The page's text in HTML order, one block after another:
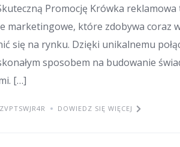
Promocję Krówka
marketingowe, które zdobywa coraz
się na rynku. Dzięki unikalnemu
sposobem na budowanie
[…]
DOWIEDZ SIĘ WIĘCEJ